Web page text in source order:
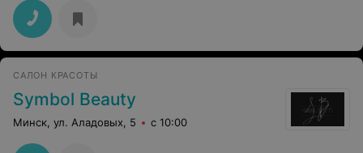
САЛОН КРАСОТЫ
Symbol Beauty
Минск, ул. Аладовых, 5 с 10:00